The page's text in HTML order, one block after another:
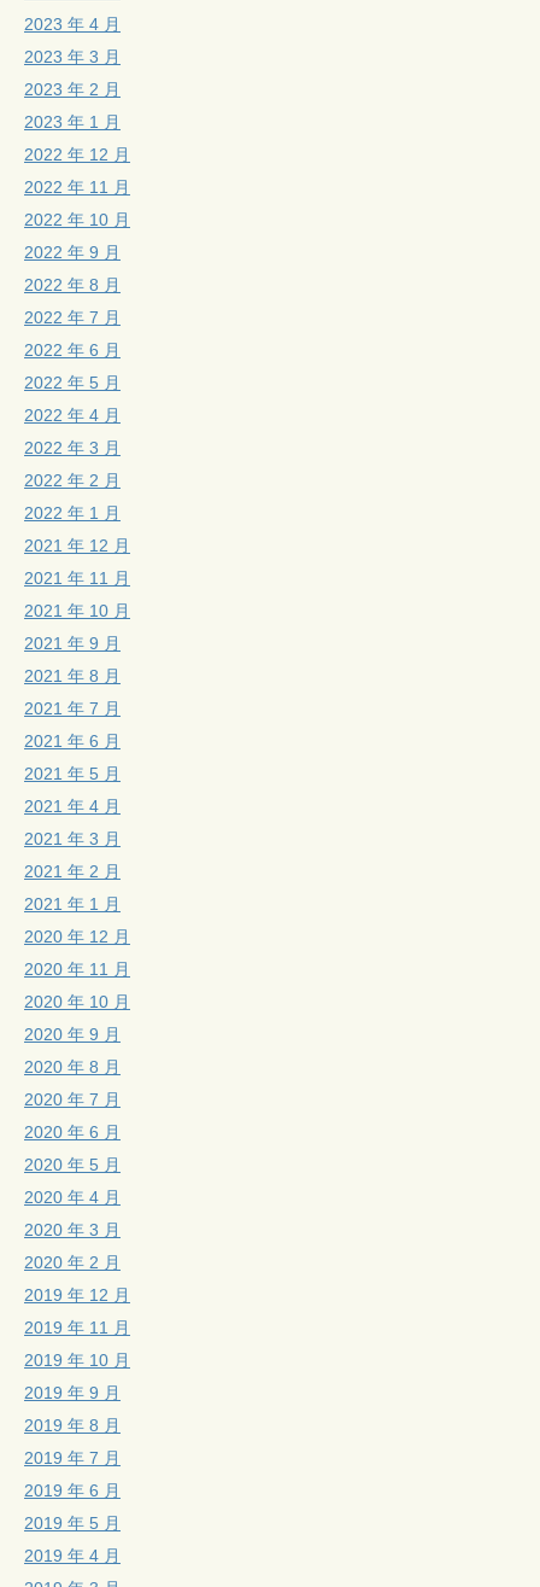
2023 年 4 月
2023 年 3 月
2023 年 2 月
2023 年 1 月
2022 年 12 月
2022 年 11 月
2022 年 10 月
2022 年 9 月
2022 年 8 月
2022 年 7 月
2022 年 6 月
2022 年 5 月
2022 年 4 月
2022 年 3 月
2022 年 2 月
2022 年 1 月
2021 年 12 月
2021 年 11 月
2021 年 10 月
2021 年 9 月
2021 年 8 月
2021 年 7 月
2021 年 6 月
2021 年 5 月
2021 年 4 月
2021 年 3 月
2021 年 2 月
2021 年 1 月
2020 年 12 月
2020 年 11 月
2020 年 10 月
2020 年 9 月
2020 年 8 月
2020 年 7 月
2020 年 6 月
2020 年 5 月
2020 年 4 月
2020 年 3 月
2020 年 2 月
2019 年 12 月
2019 年 11 月
2019 年 10 月
2019 年 9 月
2019 年 8 月
2019 年 7 月
2019 年 6 月
2019 年 5 月
2019 年 4 月